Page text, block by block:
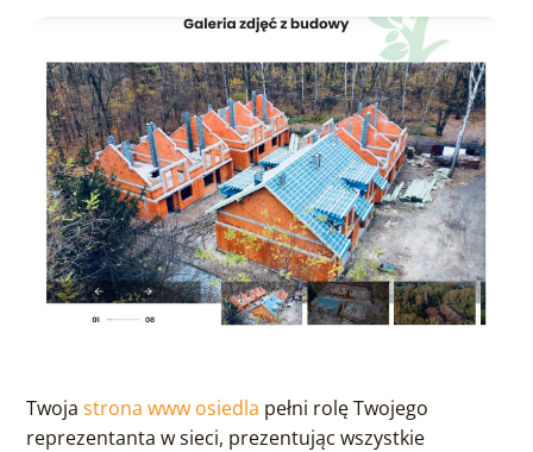
Twojastrona www osiedla pełni rolę Twojego
reprezentanta w sieci, prezentując wszystkie